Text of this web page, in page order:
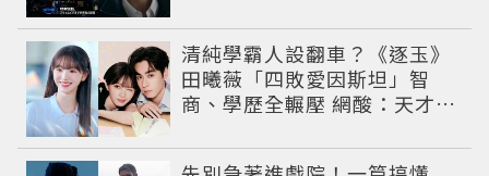
清純學霸人設翻車？《逐玉》
田曦薇「四敗愛因斯坦」智
商、學歷全輾壓 網酸：天才全